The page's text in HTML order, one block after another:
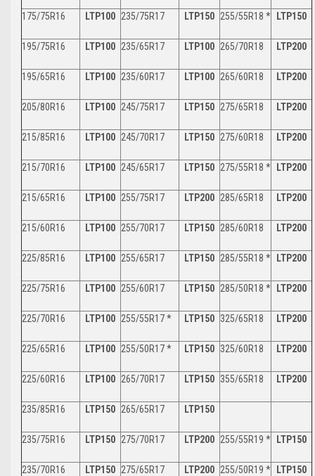
175/75R16 LTP100 235/75R17 LTP150 255/55R18 * LTP150
195/75R16 LTP100 235/65R17 LTP100 265/70R18 LTP200
195/65R16 LTP100 235/60R17 LTP100 265/60R18 LTP200
205/80R16 LTP100 245/75R17 LTP150 275/65R18 LTP200
215/85R16 LTP100 245/70R17 LTP150 275/60R18 LTP200
215/70R16 LTP100 245/65R17 LTP150 275/55R18 * LTP200
215/65R16 LTP100 255/75R17 LTP200 285/65R18 LTP200
215/60R16 LTP100 255/70R17 LTP150 285/60R18 LTP200
225/85R16 LTP100 255/65R17 LTP150 285/55R18 * LTP200
225/75R16 LTP100 255/60R17 LTP150 285/50R18 * LTP200
225/70R16 LTP100 255/55R17 * LTP150 325/65R18 LTP200
225/65R16 LTP100 255/50R17 * LTP150 325/60R18 LTP200
225/60R16 LTP100 265/70R17 LTP150 355/65R18 LTP200
235/85R16 LTP150 265/65R17 LTP150
235/75R16 LTP150 275/70R17 LTP200 255/55R19 * LTP150
235/70R16 LTP150 275/65R17 LTP200 255/50R19 * LTP150